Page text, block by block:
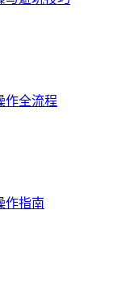
作全流程
作指南